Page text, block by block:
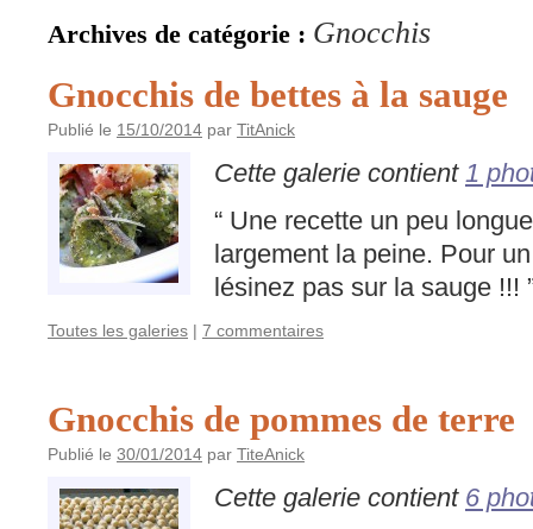
Archives de catégorie : Gnocchis
Gnocchis de bettes à la sauge
Publié le 15/10/2014 par TitAnick
Cette galerie contient 1
“ Une recette un peu
largement la peine. Pour
lésinez pas sur la sauge !!!
Toutes les galeries | 7 commentaires
Gnocchis de pommes de terre
Publié le 30/01/2014 par TiteAnick
Cette galerie contient 6